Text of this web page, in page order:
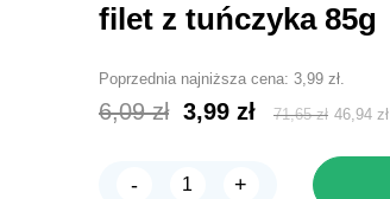
filet z tuńczyka 85g
Poprzednia najniższa cena: 3,99 zł.
6,09zł Pierwotna
wynosiła:
3,99 złAktualna
wynosi:
71,65zł 46,94 zł
-
ilość
+